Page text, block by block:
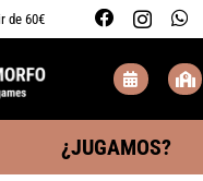
de 60€
¿JUGAMOS?